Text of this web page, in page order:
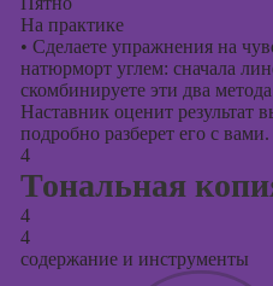
На практике
• Сделаете упражнения на
натюрморт углем: сначала
скомбинируете эти два
Наставник оценит результат
подробно разберет его с вами.
4
Тональная
4
4
содержание и инструменты